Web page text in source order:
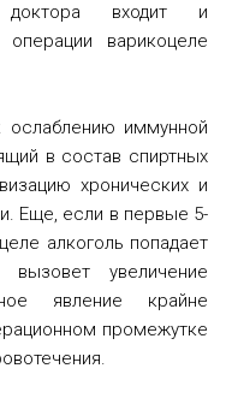
доктора входит и
варикоцеле
иммунной
в состав спиртных
хронических и
Еще, если в первые 5-
алкоголь попадает
увеличение
явление крайне
промежутке